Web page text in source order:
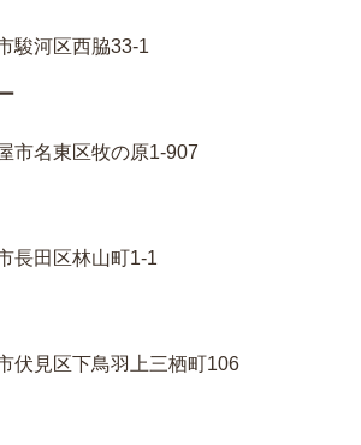
駿河区西脇33-1
市名東区牧の原1-907
長田区林山町1-1
伏見区下鳥羽上三栖町106